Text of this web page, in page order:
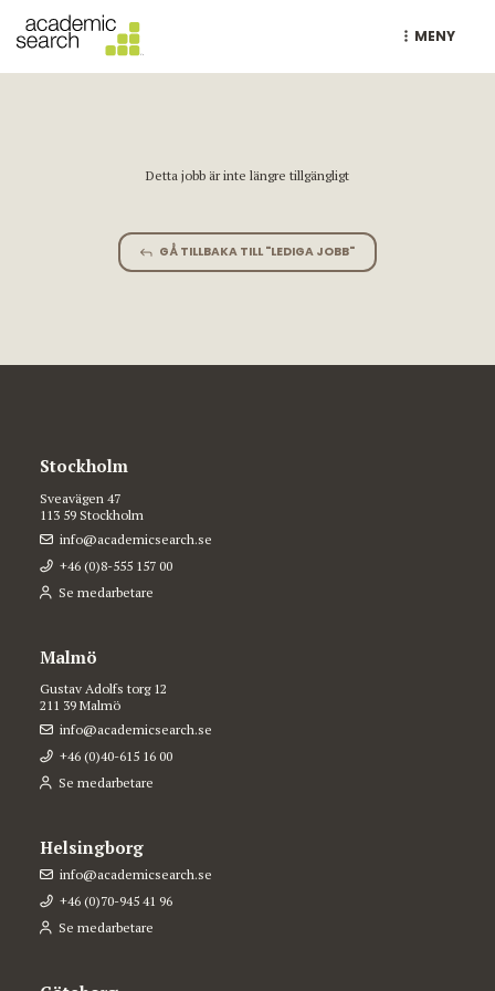
MENY
Detta jobb är inte längre tillgängligt
GÅ TILLBAKA TILL "LEDIGA JOBB"
Stockholm
Sveavägen 47
113 59 Stockholm
info@academicsearch.se
+46 (0)8-555 157 00
Se medarbetare
Malmö
Gustav Adolfs torg 12
211 39 Malmö
info@academicsearch.se
+46 (0)40-615 16 00
Se medarbetare
Helsingborg
info@academicsearch.se
+46 (0)70-945 41 96
Se medarbetare